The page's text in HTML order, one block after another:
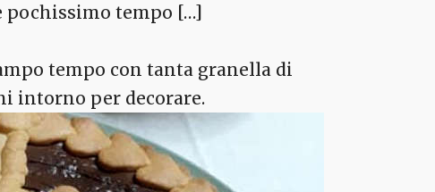
pochissimo tempo […]
tempo con tanta granella di
intorno per decorare.